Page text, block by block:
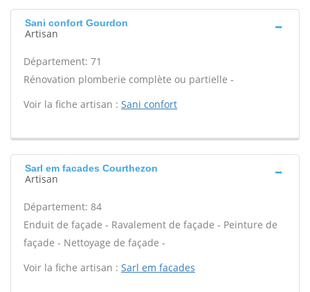
Sani confort Gourdon
Artisan
Département: 71
Rénovation plomberie complète ou partielle -
Voir la fiche artisan : Sani confort
Sarl em facades Courthezon
Artisan
Département: 84
Enduit de façade - Ravalement de façade - Peinture de
façade - Nettoyage de façade -
Voir la fiche artisan : Sarl em facades